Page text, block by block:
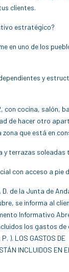
clientes.
estratégico?
en uno de los
y
con cocina, salón,
de hacer otro
zona que está en
y terrazas soleadas
con acceso a pie
D. de la Junta de
se informa al
Informativo
los gastos
). LOS GASTOS DE
INCLUIDOS EN